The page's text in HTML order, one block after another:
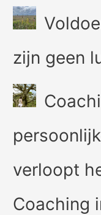
zijn geen
verloopt
Coaching